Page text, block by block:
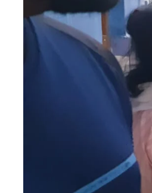
10 मई को हुई थी शादी
ईंट भट्ठे पर मजदूर की
जुटी पुलिस
February 21, 2026
In "औरंगाबाद"